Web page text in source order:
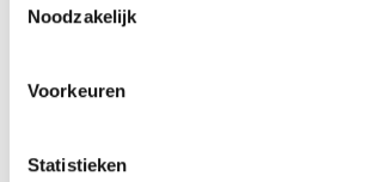
Noodzakelijk
Voorkeuren
Statistieken
Volvo XC40 Essential T2 Automaat Micro
Benzine
Vergelijken